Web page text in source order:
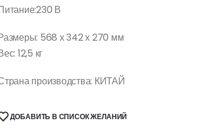
В
568 х 342 х 270 мм
12,5 кг
производства: КИТАЙ
ДОБАВИТЬ В СПИСОК ЖЕЛАНИЙ